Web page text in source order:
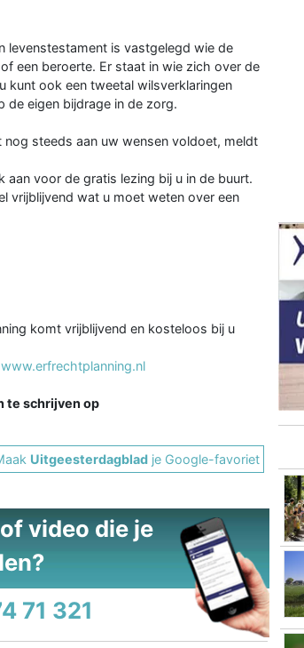
levenstesta­ment is vastgelegd wie de
een beroerte. Er staat in wie zich over de
kunt ook een tweetal wilsverklarin­gen
de eigen bijdrage in de zorg.
steeds aan uw wensen voldoet, meldt
voor de gratis lezing bij u in de buurt.
vrijblij­vend wat u moet weten over een
komt vrijblijvend en kosteloos bij u
www.erfrechtplanning.nl
te schrijven op
Uitgeesterdagblad je Google-favoriet
video die je
71 321